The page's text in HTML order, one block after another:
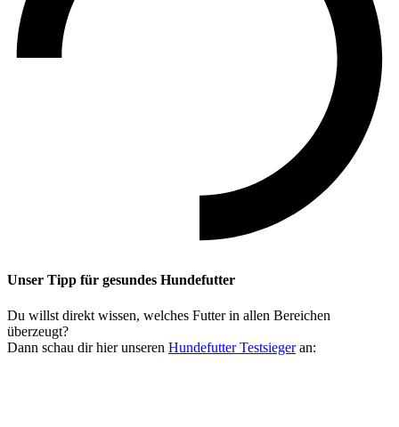
Unser Tipp für gesundes Hundefutter
Du willst direkt wissen, welches Futter in allen Bereichen
überzeugt?
Dann schau dir hier unseren Hundefutter Testsiegeran: